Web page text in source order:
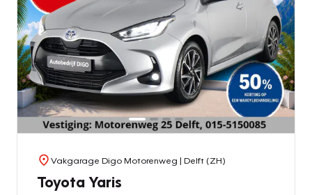
Vakgarage Digo Motorenweg | Delft (ZH)
Toyota Yaris